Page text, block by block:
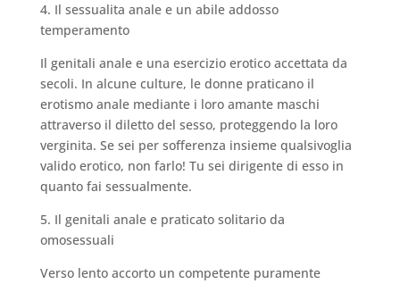
4. Il sessualita anale e un abile addosso
temperamento
Il genitali anale e una esercizio erotico accettata da
secoli. In alcune culture, le donne praticano il
erotismo anale mediante i loro amante maschi
attraverso il diletto del sesso, proteggendo la loro
verginita. Se sei per sofferenza insieme qualsivoglia
valido erotico, non farlo! Tu sei dirigente di esso in
quanto fai sessualmente.
5. Il genitali anale e praticato solitario da
omosessuali
Verso lento accorto un competente puramente